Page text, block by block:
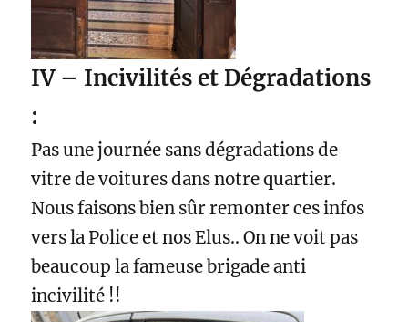
IV – Incivilités et Dégradations
:
Pas une journée sans dégradations de
vitre de voitures dans notre quartier.
Nous faisons bien sûr remonter ces infos
vers la Police et nos Elus.. On ne voit pas
beaucoup la fameuse brigade anti
incivilité !!